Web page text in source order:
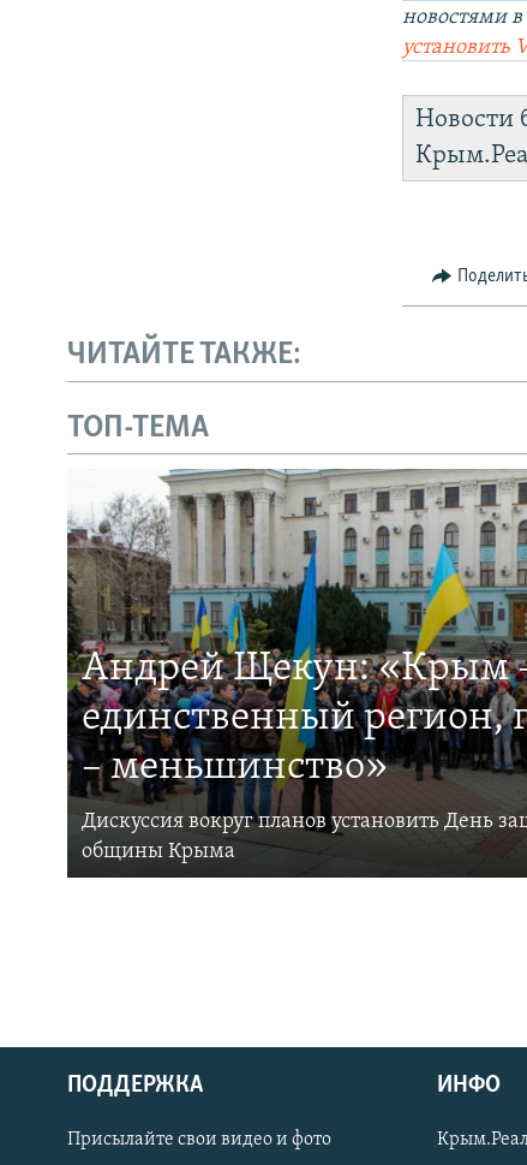
Українською
новостями в
установить
Новости
ЧИТАЙТЕ ТАКЖЕ:
ТОП-ТЕМА
Андрей Щекун: «Крым
единственный регион,
– меньшинство»
Дискуссия вокруг планов установить День
общины Крыма
ПОДДЕРЖКА
Присылайте свои видео и фото
ИНФО